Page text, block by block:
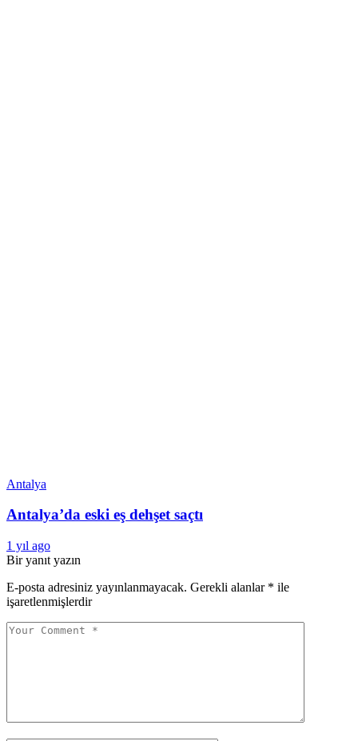
Antalya
Antalya’da eski eş dehşet saçtı
1 yıl ago
Bir yanıt yazın
E-posta adresiniz yayınlanmayacak. Gerekli alanlar * ile
işaretlenmişlerdir